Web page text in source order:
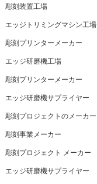
彫刻装置工場
エッジトリミングマシン工場
彫刻プリンターメーカー
エッジ研磨機工場
彫刻プリンターメーカー
エッジ研磨機サプライヤー
彫刻プロジェクトのメーカー
彫刻事業メーカー
彫刻プロジェクト メーカー
エッジ研磨機サプライヤー